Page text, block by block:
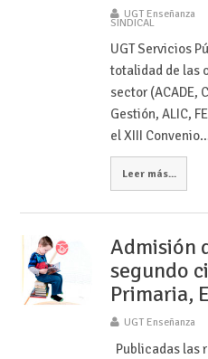
UGT Enseñanza
SINDICAL
UGT Servicios
totalidad de las
sector (ACADE,
Gestión, ALIC,
el XIII
Leer más...
Admisión
segundo
Primaria,
UGT Enseñanza
Publicadas las